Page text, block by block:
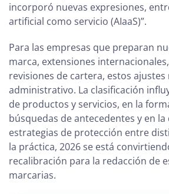
incorporó nuevas expresiones,
artificial como servicio (AIaaS)”.
Para las empresas que preparan
marca, extensiones
revisiones de cartera, estos
administrativo. La clasificación
de productos y servicios, en la
búsquedas de antecedentes y en
estrategias de protección entre
la práctica, 2026 se está
recalibración para la redacción de
marcarias.